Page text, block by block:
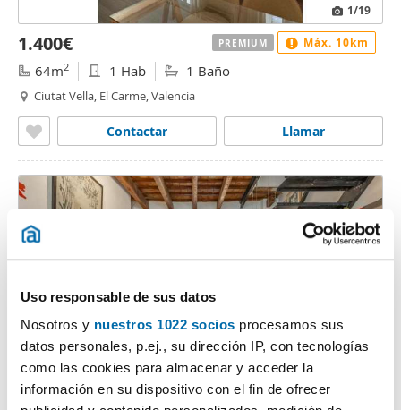
Uso responsable de sus datos
Nosotros y nuestros 1022 socios procesamos sus
datos personales, p.ej., su dirección IP, con tecnologías
como las cookies para almacenar y acceder la
información en su dispositivo con el fin de ofrecer
1/19
1.400€
64m2 1 Hab 1 Baño
Ciutat Vella, El Carme, Valencia
Llamar
Contactar
PREMIUM Máx. 10km
1.500€ PREMIUM Máx. 10km